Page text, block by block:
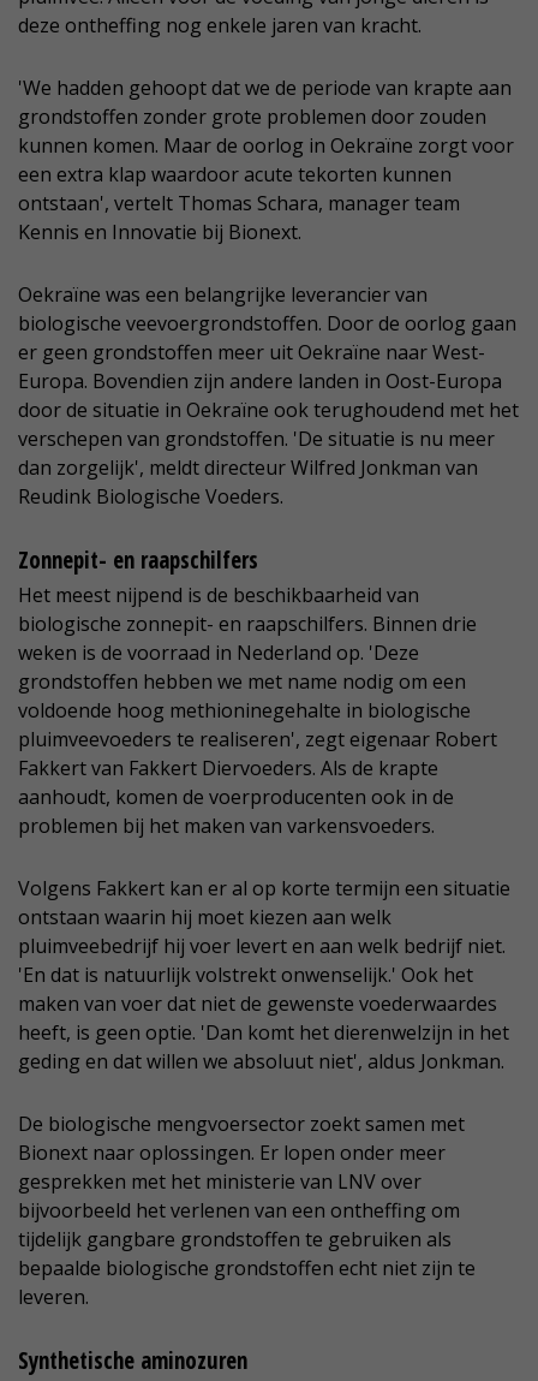
deze ontheffing nog enkele jaren van kracht.
'We hadden gehoopt dat we de periode van krapte aan
grondstoffen zonder grote problemen door zouden
kunnen komen. Maar de oorlog in Oekraïne zorgt voor
een extra klap waardoor acute tekorten kunnen
ontstaan', vertelt Thomas Schara, manager team
Kennis en Innovatie bij Bionext.
Oekraïne was een belangrijke leverancier van
biologische veevoergrondstoffen. Door de oorlog gaan
er geen grondstoffen meer uit Oekraïne naar West-
Europa. Bovendien zijn andere landen in Oost-Europa
door de situatie in Oekraïne ook terughoudend met het
verschepen van grondstoffen. 'De situatie is nu meer
dan zorgelijk', meldt directeur Wilfred Jonkman van
Reudink Biologische Voeders.
Zonnepit- en raapschilfers
Het meest nijpend is de beschikbaarheid van
biologische zonnepit- en raapschilfers. Binnen drie
weken is de voorraad in Nederland op. 'Deze
grondstoffen hebben we met name nodig om een
voldoende hoog methioninegehalte in biologische
pluimveevoeders te realiseren', zegt eigenaar Robert
Fakkert van Fakkert Diervoeders. Als de krapte
aanhoudt, komen de voerproducenten ook in de
problemen bij het maken van varkensvoeders.
Volgens Fakkert kan er al op korte termijn een situatie
ontstaan waarin hij moet kiezen aan welk
pluimveebedrijf hij voer levert en aan welk bedrijf niet.
'En dat is natuurlijk volstrekt onwenselijk.' Ook het
maken van voer dat niet de gewenste voederwaardes
heeft, is geen optie. 'Dan komt het dierenwelzijn in het
geding en dat willen we absoluut niet', aldus Jonkman.
De biologische mengvoersector zoekt samen met
Bionext naar oplossingen. Er lopen onder meer
gesprekken met het ministerie van LNV over
bijvoorbeeld het verlenen van een ontheffing om
tijdelijk gangbare grondstoffen te gebruiken als
bepaalde biologische grondstoffen echt niet zijn te
leveren.
Synthetische aminozuren